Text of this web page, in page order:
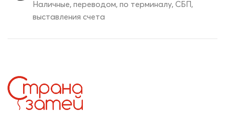
Наличные, переводом, по терминалу, СБП,
выставления счета